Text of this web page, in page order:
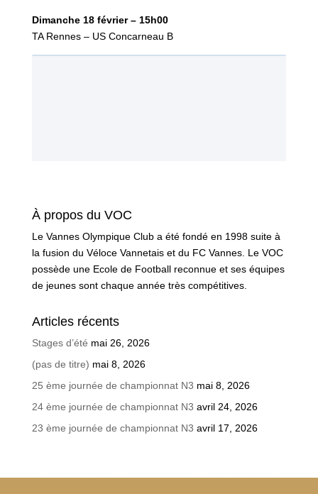
Dimanche 18 février – 15h00
TA Rennes – US Concarneau B
À propos du VOC
Le Vannes Olympique Club a été fondé en 1998 suite à
la fusion du Véloce Vannetais et du FC Vannes. Le VOC
possède une Ecole de Football reconnue et ses équipes
de jeunes sont chaque année très compétitives.
Articles récents
Stages d’été mai 26, 2026
(pas de titre) mai 8, 2026
25 ème journée de championnat N3 mai 8, 2026
24 ème journée de championnat N3 avril 24, 2026
23 ème journée de championnat N3 avril 17, 2026